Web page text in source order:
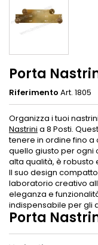
Porta
Riferimento Art. 1805
Organizza i tuoi
Nastrini a 8 Posti.
tenere in ordine fino
quello giusto per ogni
alta qualità, è robusto
Il suo design
laboratorio creativo
eleganza e
indispensabile per gli
Porta